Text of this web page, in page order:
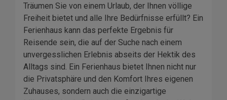
Träumen Sie von einem Urlaub, der Ihnen völlige
Freiheit bietet und alle Ihre Bedürfnisse erfüllt? Ein
Ferienhaus kann das perfekte Ergebnis für
Reisende sein, die auf der Suche nach einem
unvergesslichen Erlebnis abseits der Hektik des
Alltags sind. Ein Ferienhaus bietet Ihnen nicht nur
die Privatsphäre und den Komfort Ihres eigenen
Zuhauses, sondern auch die einzigartige